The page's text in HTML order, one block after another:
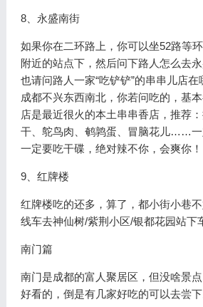
8、永盛南街
如果你在二环路上，你可以坐52路等
附近的站点下，然后问下路人怎么去
也请问路人一家“吃铲铲”的串串儿店
成都不兴东西南北，你若问吃的，基
店是最近很火的本土串串香店，推荐
干、鸵鸟肉、鹌鹑蛋、冒脑花儿……一
一定要吃干碟，绝对辣不你，会爽你！
9、红牌楼
红牌楼吃的还多，算了，都小街小巷
线车去神仙树/紫荆小区/银都花园站下
南门篇
南门是成都的富人聚居区，但没啥景
好看的，倒是有几家好吃的可以去尝下